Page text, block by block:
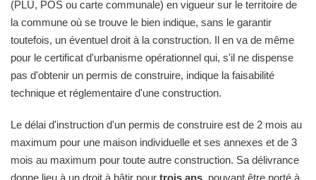
(PLU, POS ou carte communale) en vigueur sur le territoire de
la commune où se trouve le bien indique, sans le garantir
toutefois, un éventuel droit à la construction. Il en va de même
pour le certificat d'urbanisme opérationnel qui, s'il ne dispense
pas d'obtenir un permis de construire, indique la faisabilité
technique et réglementaire d'une construction.
Le délai d'instruction d'un permis de construire est de 2 mois au
maximum pour une maison individuelle et ses annexes et de 3
mois au maximum pour toute autre construction. Sa délivrance
donne lieu à un droit à bâtir pour trois ans, pouvant être porté à